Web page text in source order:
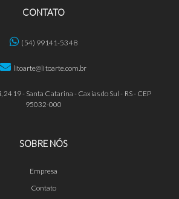
CONTATO
(54) 99141-5348
litoarte@litoarte.com.br
2419 - Santa Catarina - Caxias do Sul - RS - CEP
95032-000
SOBRE NÓS
Empresa
Contato